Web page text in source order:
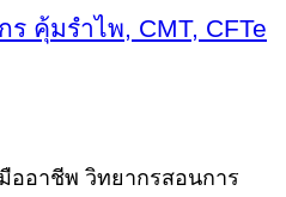
ร คุ้มรำไพ, CMT, CFTe
ออาชีพ วิทยากรสอนการ